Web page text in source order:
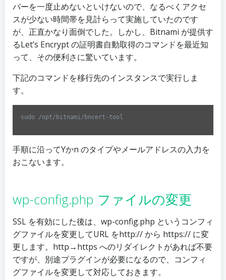
バーを一度止めないといけないので、なるべくアクセ
スが少ない時間帯を見計らって実施していたのです
が、正直かなり面倒でした。しかし、Bitnami が提供す
るLet’s Encrypt の証明書自動取得のコマンドを最近知
って、その便利さに驚いています。
下記のコマンドを移行先のインスタンスで実行しま
す。
sudo /opt/bitnami/bncert-tool
Bash
(bash)
手順に沿ってYかn のタイプやメールアドレスの入力を
おこないます。
wp-config.php ファイルの変更
SSL を有効にした後は、wp-config.php というコンフィ
グファイルを変更してURL をhttp:// から https:// に変
更します。http→https へのリダイレクトがあれば不要
ですが、別途プラグインが必要になるので、コンフィ
グファイルを変更して対応しておきます。